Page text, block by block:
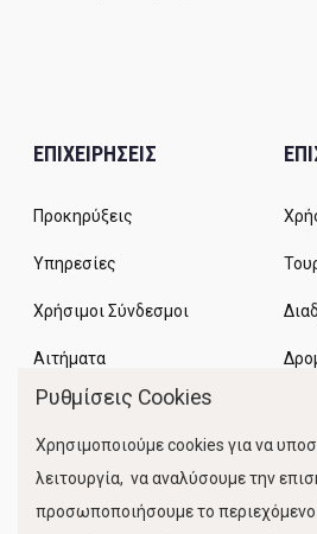
ΕΠΙΧΕΙΡΗΣΕΙΣ
Προκηρύξεις
Υπηρεσίες
Χρήσιμοι Σύνδεσμοι
Αιτήματα
Ρυθμίσεις Cookies
Χρησιμοποιούμε cookies για να
λειτουργία, να αναλύσουμε την
προσωποποιήσουμε το περιεχόμενο